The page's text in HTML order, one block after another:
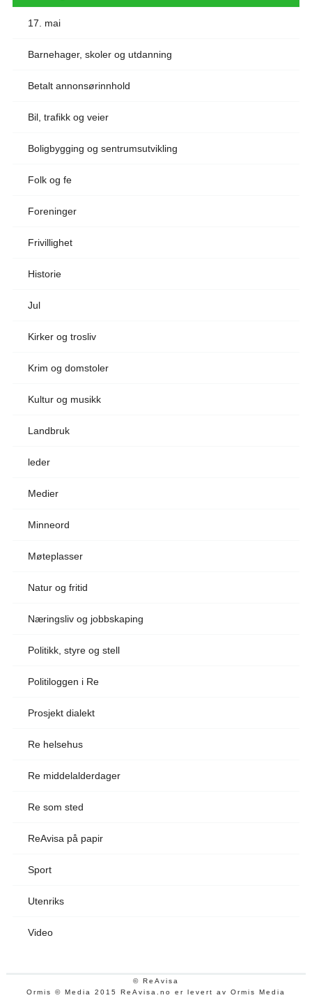
17. mai
Barnehager, skoler og utdanning
Betalt annonsørinnhold
Bil, trafikk og veier
Boligbygging og sentrumsutvikling
Folk og fe
Foreninger
Frivillighet
Historie
Jul
Kirker og trosliv
Krim og domstoler
Kultur og musikk
Landbruk
leder
Medier
Minneord
Møteplasser
Natur og fritid
Næringsliv og jobbskaping
Politikk, styre og stell
Politiloggen i Re
Prosjekt dialekt
Re helsehus
Re middelalderdager
Re som sted
ReAvisa på papir
Sport
Utenriks
Video
© ReAvisa
Ormis © Media 2015 ReAvisa.no er levert av Ormis Media